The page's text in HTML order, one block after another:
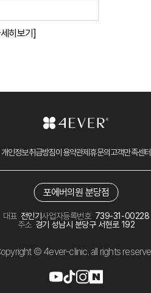
히보기]
개인정보취급방침이용약관제휴문의고객만족센터
포에버의원 분당점
대표 전인기 사업자등록번호 739-31-00228
주소 경기 성남시 분당구 서현로 192
© 4ever-clinic. all rights